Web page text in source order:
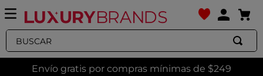
Buscar
Envío gratis por compras mínimas de $249